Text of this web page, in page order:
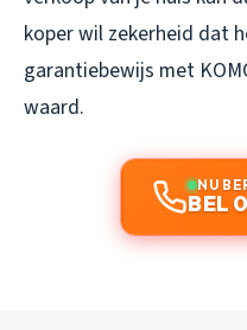
koper wil zekerheid dat
garantiebewijs met
waard.
NU
BEL